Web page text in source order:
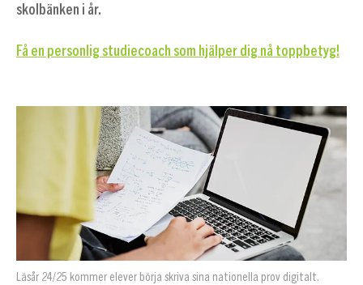
skolbänken i år.
Få en personlig studiecoach som hjälper dig nå toppbetyg!
Läsår 24/25 kommer elever börja skriva sina nationella prov digitalt.